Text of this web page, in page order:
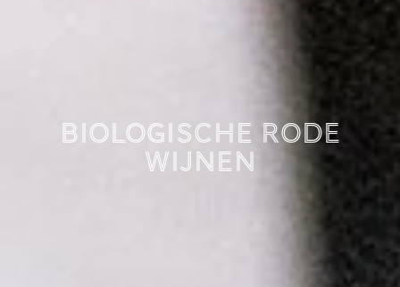
Biologische rode
wijnen